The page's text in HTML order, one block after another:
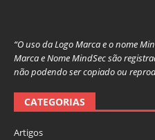
“O uso da Logo Marca e o nome
Marca e Nome MindSec são
não podendo ser copiado ou
CATEGORIAS
Artigos